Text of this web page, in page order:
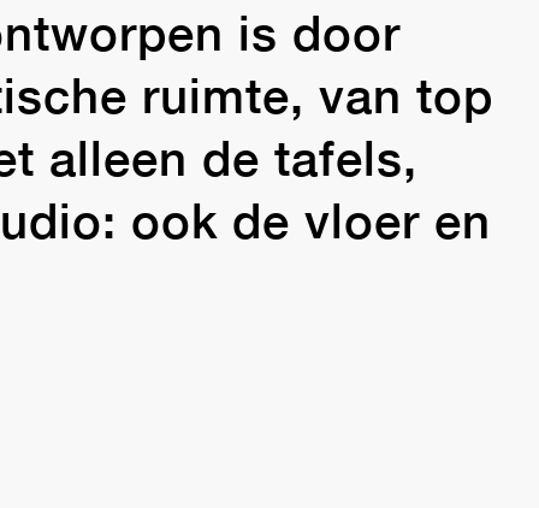
is door
ruimte, van top
alleen de tafels,
ook de vloer en